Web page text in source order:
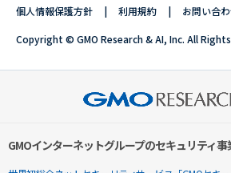
個人情報保護方針 利用規約 お問い合
Copyright © GMO Research & AI, Inc. All
GMOインターネットグループのセキュリティ